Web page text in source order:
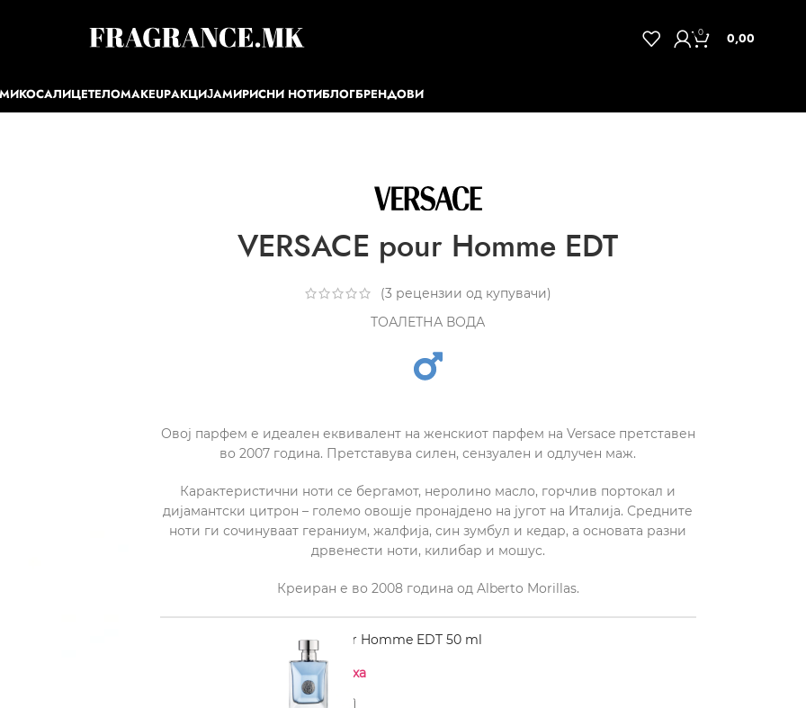
0 0,00
КОСАЛИЦЕТЕЛОMAKEUPАКЦИЈАМИРИСНИ НОТИБЛОГБРЕНДОВИ
VERSACE pour Homme EDT
(3 рецензии од купувачи)
ТОАЛЕТНА ВОДА
Овој парфем е идеален еквивалент на женскиот парфем на Versace претставен
во 2007 година. Претставува силен, сензуален и одлучен маж.
Карактеристични ноти се бергамот, неролино масло, горчлив портокал и
дијамантски цитрон – големо овошје пронајдено на југот на Италија. Средните
ноти ги сочинуваат гераниум, жалфија, син зумбул и кедар, а основата разни
дрвенести ноти, килибар и мошус.
Креиран е во 2008 година од Alberto Morillas.
VERSACE pour Homme EDT 50 ml
Нема на залиха